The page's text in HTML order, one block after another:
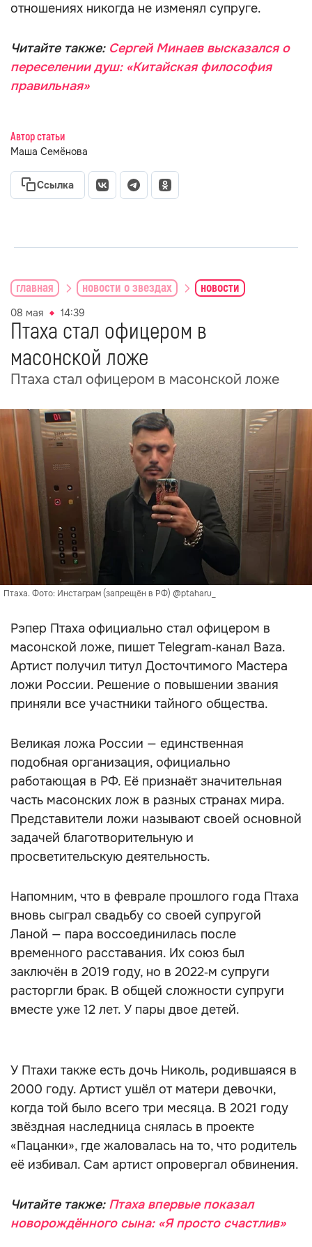
отношениях никогда не изменял супруге.
Читайте также: Сергей Минаев высказался о
переселении душ: «Китайская философия
правильная»
Автор статьи
Маша Семёнова
Ссылка
главная новости о звездах новости
08 мая 14:39
Птаха стал офицером в
масонской ложе
Птаха стал офицером в масонской ложе
Птаха. Фото: Инстаграм (запрещён в РФ) @ptaharu_
Рэпер Птаха официально стал офицером в
масонской ложе, пишет Telegram‑канал Baza.
Артист получил титул Досточтимого Мастера
ложи России. Решение о повышении звания
приняли все участники тайного общества.
Великая ложа России — единственная
подобная организация, официально
работающая в РФ. Её признаёт значительная
часть масонских лож в разных странах мира.
Представители ложи называют своей основной
задачей благотворительную и
просветительскую деятельность.
Напомним, что в феврале прошлого года Птаха
вновь сыграл свадьбу со своей супругой
Ланой — пара воссоединилась после
временного расставания. Их союз был
заключён в 2019 году, но в 2022‑м супруги
расторгли брак. В общей сложности супруги
вместе уже 12 лет. У пары двое детей.
У Птахи также есть дочь Николь, родившаяся в
2000 году. Артист ушёл от матери девочки,
когда той было всего три месяца. В 2021 году
звёздная наследница снялась в проекте
«Пацанки», где жаловалась на то, что родитель
её избивал. Сам артист опровергал обвинения.
Читайте также: Птаха впервые показал
новорождённого сына: «Я просто счастлив»